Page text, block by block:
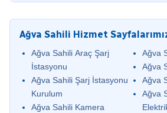
Ağva Sahili Hizmet
Ağva Sahili Araç Şarj
İstasyonu
Ağva Sahili Şarj İstasyonu
Kurulum
Ağva Sahili Kamera
Ağva
Ağva
Ağva
Ağva